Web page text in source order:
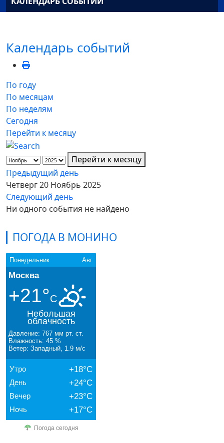
ПОГОДА В МОНИНО
Понедельник Авг
Москва
+21°C
Небольшая
облачность
Давление: 767 мм рт. ст.
Влажность: 45 %
Ветер: Западный, 1.9 м/с
Утро +18°C
День +24°C
Вечер +23°C
Ночь +17°C
Погода сегодня
Календарь событий
По году
По месяцам
По неделям
Сегодня
Перейти к месяцу
Перейти к месяцу
Предыдущий день
Четверг 20 Ноябрь 2025
Следующий день
Ни одного события не найдено